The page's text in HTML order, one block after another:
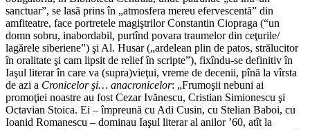
sanctuar”, se lasă prins în „atmosfera mereu efervescentă” din
amfiteatre, face portretele magiştrilor Constantin Ciopraga (“un
domn sobru, inabordabil, purtînd povara traumelor din ceţurile/
lagărele siberiene”) şi Al. Husar („ardelean plin de patos, strălucitor
în oralitate şi cam lipsit de relief în scripte”), fixîndu-se definitiv în
Iaşul literar în care va (supra)vieţui, vreme de decenii, pînă la vîrsta
de azi a Cronicelor şi… anacronicelor: „Frumoşii nebuni ai
promoţiei noastre au fost Cezar Ivănescu, Cristian Simionescu şi
Octavian Stoica. Ei – împreună cu Adi Cusin, cu Stelian Baboi, cu
Ioanid Romanescu – dominau Iaşul literar al anilor ’60, atît la